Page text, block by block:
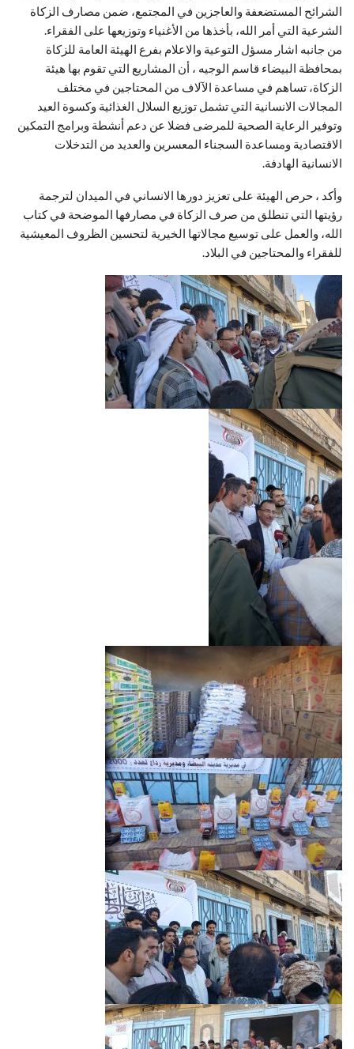
الشرائح المستضعفة والعاجزين في المجتمع، ضمن مصارف الزكاة
الشرعية التي أمر الله، بأخذها من الأغنياء وتوزيعها على الفقراء.
من جانبه اشار مسؤل التوعية والاعلام بفرع الهيئة العامة للزكاة
بمحافظة البيضاء قاسم الوجيه ، أن المشاريع التي تقوم بها هيئة
الزكاة، تساهم في مساعدة الآلاف من المحتاجين في مختلف
المجالات الانسانية التي تشمل توزيع السلال الغذائية وكسوة العيد
وتوفير الرعاية الصحية للمرضى فضلا عن دعم أنشطة وبرامج التمكين
الاقتصادية ومساعدة السجناء المعسرين والعديد من التدخلات
الانسانية الهادفة.
وأكد ، حرص الهيئة على تعزيز دورها الانساني في الميدان لترجمة
رؤيتها التي تنطلق من صرف الزكاة في مصارفها الموضحة في كتاب
الله، والعمل على توسيع مجالاتها الخيرية لتحسين الظروف المعيشية
للفقراء والمحتاجين في البلاد.